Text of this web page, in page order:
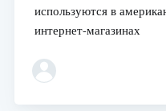
используются в
интернет-магазинах